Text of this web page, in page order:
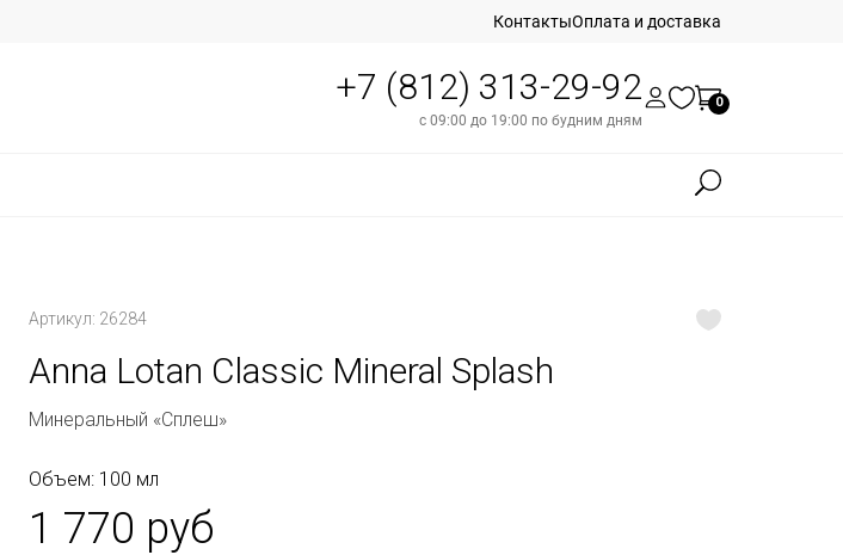
КонтактыОплата и доставка
+7 (812) 313-29-92
с 09:00 до 19:00 по будним дням
0
Артикул: 26284
Anna Lotan Classic Mineral Splash
Минеральный «Сплеш»
Объем: 100 мл
1 770 руб